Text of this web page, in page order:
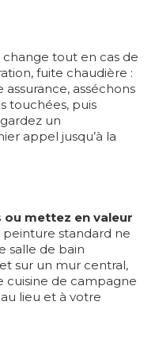
change tout en cas de
fuite chaudière :
asséchons
touchées, puis
un
appel jusqu’à la
ou mettez en valeur
peinture standard ne
salle de bain
sur un mur central,
cuisine de campagne
lieu et à votre